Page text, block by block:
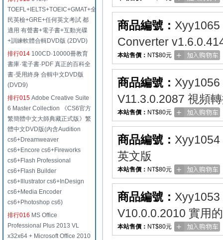
TOEFL+IELTS+TOEIC+GMAT+全
民英檢+GRE+任何英文考試 都
適用 有聲書+電子書+互動光碟
+訓練軟體合輯DVD版 (2DVD)
排行014 100CD·10000冊教育
書庫·電子書·PDF 真正的百科全
書·受用終身 合輯中文DVD版
(DVD9)
排行015 Adobe Creative Suite
6 Master Collection 《CS6官方
繁簡體中文大師典藏正式版》繁
體中文DVD版(內含Audition
cs6+Dreamweaver
cs6+Encore cs6+Fireworks
cs6+Flash Professional
cs6+Flash Builder
cs6+Illustrator cs6+InDesign
cs6+Media Encoder
cs6+Photoshop cs6)
排行016 MS Office
Professional Plus 2013 VL
x32x64 + Microsoft Office 2010
商品編號： Xyy1065
Converter
本站售價： NT$80元
商品編號： Xyy1056
V11.3.0.2087 視頻
本站售價： NT$80元
商品編號： Xyy1054
英文版
本站售價： NT$80元
商品編號： Xyy1053
V10.0.0.2010 實用
本站售價： NT$80元